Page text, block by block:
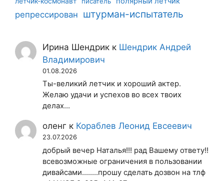
репрессирован штурман-испытатель
Ирина Шендрик к Шендрик Андрей
Владимирович
01.08.2026
Ты-великий летчик и хороший актер.
Желаю удачи и успехов во всех твоих
делах...
оленг к Кораблев Леонид Евсеевич
23.07.2026
добрый вечер Наталья!!! рад Вашему ответу!!
всевозможные ограничения в пользовании
дивайсами........прошу сделать дозвон на тлф